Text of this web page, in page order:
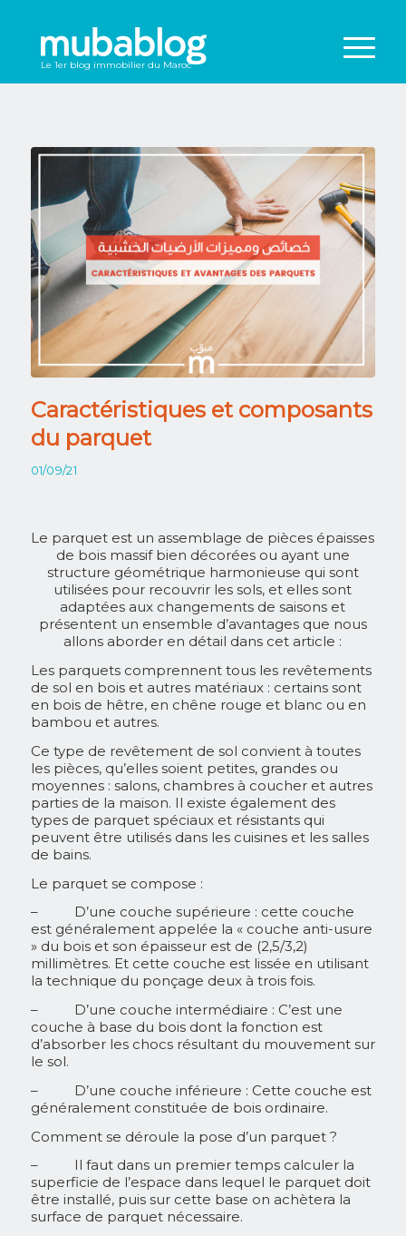
Le 1er blog immobilier du Maroc
Caractéristiques et composants
du parquet
01/09/21
Le parquet est un assemblage de pièces épaisses
de bois massif bien décorées ou ayant une
structure géométrique harmonieuse qui sont
utilisées pour recouvrir les sols, et elles sont
adaptées aux changements de saisons et
présentent un ensemble d’avantages que nous
allons aborder en détail dans cet article :
Les parquets comprennent tous les revêtements
de sol en bois et autres matériaux : certains sont
en bois de hêtre, en chêne rouge et blanc ou en
bambou et autres.
Ce type de revêtement de sol convient à toutes
les pièces, qu’elles soient petites, grandes ou
moyennes : salons, chambres à coucher et autres
parties de la maison. Il existe également des
types de parquet spéciaux et résistants qui
peuvent être utilisés dans les cuisines et les salles
de bains.
Le parquet se compose :
– D’une couche supérieure : cette couche
est généralement appelée la « couche anti-usure
» du bois et son épaisseur est de (2,5/3,2)
millimètres. Et cette couche est lissée en utilisant
la technique du ponçage deux à trois fois.
– D’une couche intermédiaire : C’est une
couche à base du bois dont la fonction est
d’absorber les chocs résultant du mouvement sur
le sol.
– D’une couche inférieure : Cette couche est
généralement constituée de bois ordinaire.
Comment se déroule la pose d’un parquet ?
– Il faut dans un premier temps calculer la
superficie de l’espace dans lequel le parquet doit
être installé, puis sur cette base on achètera la
surface de parquet nécessaire.